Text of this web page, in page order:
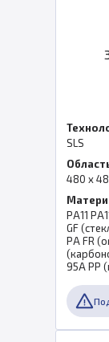
SLS
480 x
PA11
GF
PA FR
95A PP